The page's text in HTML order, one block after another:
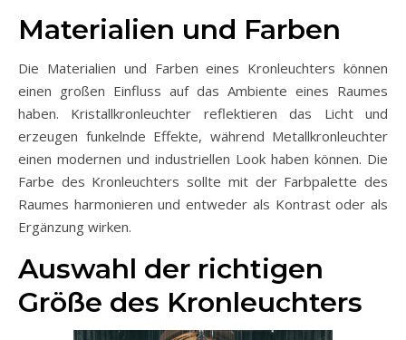
Materialien und Farben
Die Materialien und Farben eines Kronleuchters können
einen großen Einfluss auf das Ambiente eines Raumes
haben. Kristallkronleuchter reflektieren das Licht und
erzeugen funkelnde Effekte, während Metallkronleuchter
einen modernen und industriellen Look haben können. Die
Farbe des Kronleuchters sollte mit der Farbpalette des
Raumes harmonieren und entweder als Kontrast oder als
Ergänzung wirken.
Auswahl der richtigen
Größe des Kronleuchters